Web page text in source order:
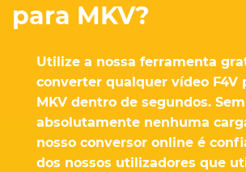
para MKV?
Utilize a nossa ferramenta
converter qualquer vídeo F4V
MKV dentro de segundos. Sem
absolutamente nenhuma
nosso conversor online é
dos nossos utilizadores que